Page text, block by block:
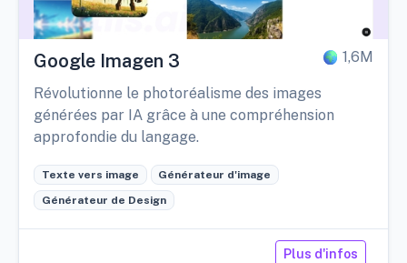
Google Imagen 3 1,6M
Révolutionne le photoréalisme des images
générées par IA grâce à une compréhension
approfondie du langage.
Texte vers image Générateur d'image
Générateur de Design
Plus d'infos